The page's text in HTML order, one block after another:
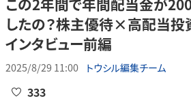
この2年間で年間配当金が
したの？株主優待×高配当投
インタビュー前編
2025/8/29 11:00 トウシル編集チーム
333